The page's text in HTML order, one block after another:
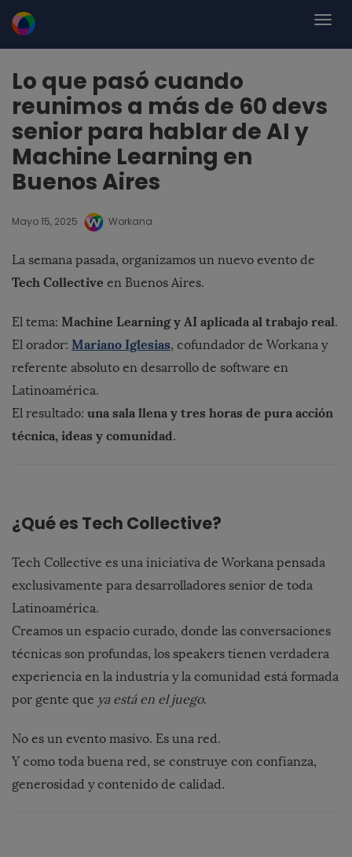
Lo que pasó cuando
reunimos a más de 60 devs
senior para hablar de AI y
Machine Learning en
Buenos Aires
Mayo 15, 2025 Workana
La semana pasada, organizamos un nuevo evento de
Tech Collective en Buenos Aires.
El tema: Machine Learning y AI aplicada al trabajo real.
El orador: Mariano Iglesias, cofundador de Workana y
referente absoluto en desarrollo de software en
Latinoamérica.
El resultado: una sala llena y tres horas de pura acción
técnica, ideas y comunidad.
¿Quées Tech Collective?
Tech Collective es una iniciativa de Workana pensada
exclusivamente para desarrolladores senior de toda
Latinoamérica.
Creamos un espacio curado, donde las conversaciones
técnicas son profundas, los speakers tienen verdadera
experiencia en la industria yla comunidad está formada
por gente que ya está en eljuego.
No es un evento masivo. Es una red.
Ycomo toda buena red, se construye con confianza,
generosidad ycontenido de calidad.